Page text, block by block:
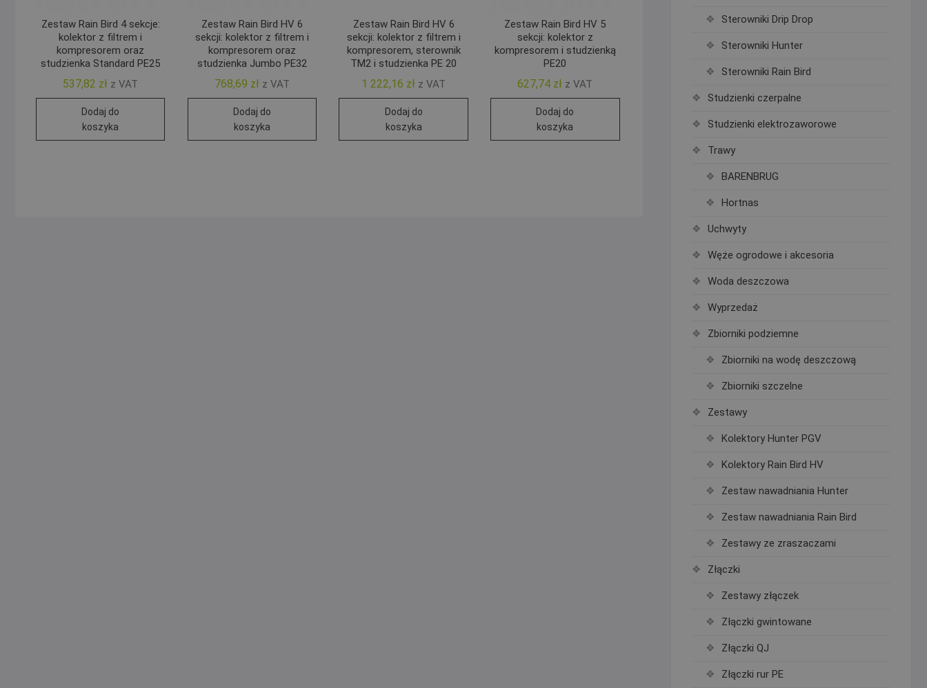
Zestaw Rain Bird 4 sekcje:
kolektor z filtrem i
kompresorem oraz
studzienka Standard PE25
537,82 zł z VAT
Dodaj do
koszyka
Zestaw Rain Bird HV 6
sekcji: kolektor z filtrem i
kompresorem oraz
studzienka Jumbo PE32
768,69 zł z VAT
Dodaj do
koszyka
Zestaw Rain Bird HV 6
sekcji: kolektor z filtrem i
kompresorem, sterownik
TM2 i studzienka PE 20
1 222,16 zł z VAT
Dodaj do
koszyka
Zestaw Rain Bird HV 5
sekcji: kolektor z
kompresorem i studzienką
PE20
627,74 zł z VAT
Dodaj do
koszyka
Sterowniki Drip Drop
Sterowniki Hunter
Sterowniki Rain Bird
Studzienki czerpalne
Studzienki elektrozaworowe
Trawy
BARENBRUG
Hortnas
Uchwyty
Węże ogrodowe i akcesoria
Woda deszczowa
Wyprzedaż
Zbiorniki podziemne
Zbiorniki na wodę deszczową
Zbiorniki szczelne
Zestawy
Kolektory Hunter PGV
Kolektory Rain Bird HV
Zestaw nawadniania Hunter
Zestaw nawadniania Rain Bird
Zestawy ze zraszaczami
Złączki
Zestawy złączek
Złączki gwintowane
Złączki QJ
Złączki rur PE